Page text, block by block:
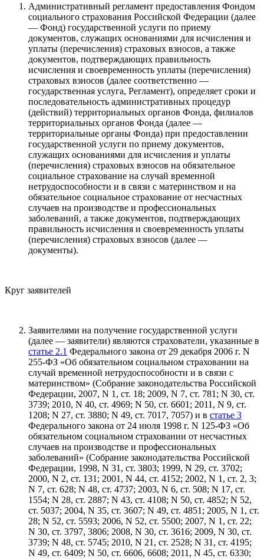
Административный регламент предоставления Фондом
социального страхования Российской Федерации (далее
— Фонд) государственной услуги по приему
документов, служащих основаниями для исчисления и
уплаты (перечисления) страховых взносов, а также
документов, подтверждающих правильность
исчисления и своевременность уплаты (перечисления)
страховых взносов (далее соответственно —
государственная услуга, Регламент), определяет сроки и
последовательность административных процедур
(действий) территориальных органов Фонда, филиалов
территориальных органов Фонда (далее —
территориальные органы Фонда) при предоставлении
государственной услуги по приему документов,
служащих основаниями для исчисления и уплаты
(перечисления) страховых взносов на обязательное
социальное страхование на случай временной
нетрудоспособности и в связи с материнством и на
обязательное социальное страхование от несчастных
случаев на производстве и профессиональных
заболеваний, а также документов, подтверждающих
правильность исчисления и своевременность уплаты
(перечисления) страховых взносов (далее —
документы).
Круг заявителей
Заявителями на получение государственной услуги
(далее — заявители) являются страхователи, указанные в
статье 2.1 Федерального закона от 29 декабря 2006 г. N
255-ФЗ «Об обязательном социальном страховании на
случай временной нетрудоспособности и в связи с
материнством» (Собрание законодательства Российской
Федерации, 2007, N 1, ст. 18; 2009, N 7, ст. 781; N 30, ст.
3739; 2010, N 40, ст. 4969; N 50, ст. 6601; 2011, N 9, ст.
1208; N 27, ст. 3880; N 49, ст. 7017, 7057) и в статье 3
Федерального закона от 24 июля 1998 г. N 125-ФЗ «Об
обязательном социальном страховании от несчастных
случаев на производстве и профессиональных
заболеваний» (Собрание законодательства Российской
Федерации, 1998, N 31, ст. 3803; 1999, N 29, ст. 3702;
2000, N 2, ст. 131; 2001, N 44, ст. 4152; 2002, N 1, ст. 2, 3;
N 7, ст. 628; N 48, ст. 4737; 2003, N 6, ст. 508; N 17, ст.
1554; N 28, ст. 2887; N 43, ст. 4108; N 50, ст. 4852; N 52,
ст. 5037; 2004, N 35, ст. 3607; N 49, ст. 4851; 2005, N 1, ст.
28; N 52, ст. 5593; 2006, N 52, ст. 5500; 2007, N 1, ст. 22;
N 30, ст. 3797, 3806; 2008, N 30, ст. 3616; 2009, N 30, ст.
3739; N 48, ст. 5745; 2010, N 21, ст. 2528; N 31, ст. 4195;
N 49, ст. 6409; N 50, ст. 6606, 6608; 2011, N 45, ст. 6330;